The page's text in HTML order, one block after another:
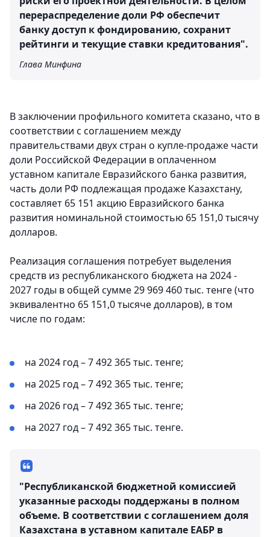
перераспределение доли РФ обеспечит
банку доступ к фондированию, сохранит
рейтинги и текущие ставки кредитования".
Глава Минфина
В заключении профильного комитета сказано, что в
соответствии с соглашением между
правительствами двух стран о купле-продаже части
доли Российской Федерации в оплаченном
уставном капитале Евразийского банка развития,
часть доли РФ подлежащая продаже Казахстану,
составляет 65 151 акцию Евразийского банка
развития номинальной стоимостью 65 151,0 тысячу
долларов.
Реализация соглашения потребует выделения
средств из республиканского бюджета на 2024 -
2027 годы в общей сумме 29 969 460 тыс. тенге (что
эквивалентно 65 151,0 тысяче долларов), в том
числе по годам:
на 2024 год – 7 492 365 тыс. тенге;
на 2025 год – 7 492 365 тыс. тенге;
на 2026 год – 7 492 365 тыс. тенге;
на 2027 год – 7 492 365 тыс. тенге.
"Республиканской бюджетной комиссией
указанные расходы поддержаны в полном
объеме. В соответствии с соглашением доля
Казахстана в уставном капитале ЕАБР в